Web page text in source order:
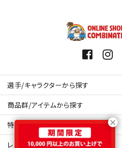
選手/キャラクターから探す
商品群/アイテムから探す
特集ページを見てみる
レビュー・口コミ 一覧ページ